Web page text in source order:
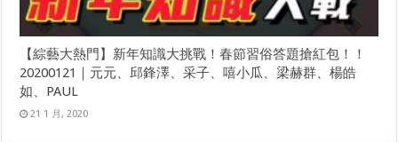
【綜藝大熱門】新年知識大挑戰！春節習俗答題搶紅包！！
20200121｜元元、邱鋒澤、采子、嘻小瓜、梁赫群、楊皓
如、PAUL
21 1 月, 2020